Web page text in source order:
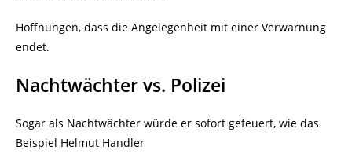
Hoffnungen, dass die Angelegenheit mit einer Verwarnung
endet.
Nachtwächter vs. Polizei
Sogar als Nachtwächter würde er sofort gefeuert, wie das
Beispiel Helmut Handler